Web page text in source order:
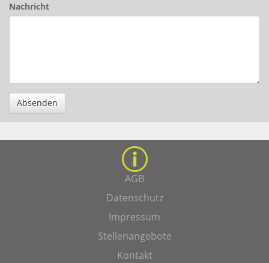
Nachricht
Absenden
AGB
Datenschutz
Impressum
Stellenangebote
Kontakt